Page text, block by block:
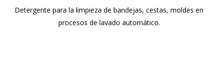
Detergente para la limpieza de bandejas, cestas, moldes en
procesos de lavado automático.